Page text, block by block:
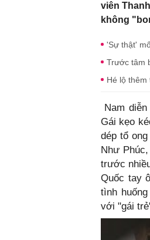
viên
không
'Sự thật'
Trước tâm
Hé lộ thêm
Nam
Gái kẹo
dép tổ
Như
trước
Quốc tay
tình
với "gái